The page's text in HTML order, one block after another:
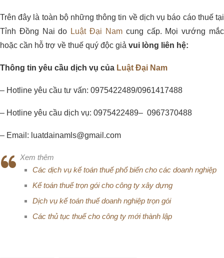
Trên đây là toàn bộ những thông tin về dịch vụ báo cáo thuế tại
Tỉnh Đồng Nai do Luật Đại Namcung cấp. Mọi vướng mắc
hoặc cần hỗ trợ về thuế quý độc giả vui lòng liên hệ:
Thông tin yêu cầu dịch vụ của Luật Đại Nam
– Hotline yêu cầu tư vấn: 0975422489/0961417488
– Hotline yêu cầu dịch vụ: 0975422489– 0967370488
– Email: luatdainamls@gmail.com
Xem thêm
Các dịch vụ kế toán thuế phổ biến cho các doanh nghiệp
Kế toán thuế trọn gói cho công ty xây dựng
Dịch vụ kế toán thuế doanh nghiệp trọn gói
Các thủ tục thuế cho công ty mới thành lập